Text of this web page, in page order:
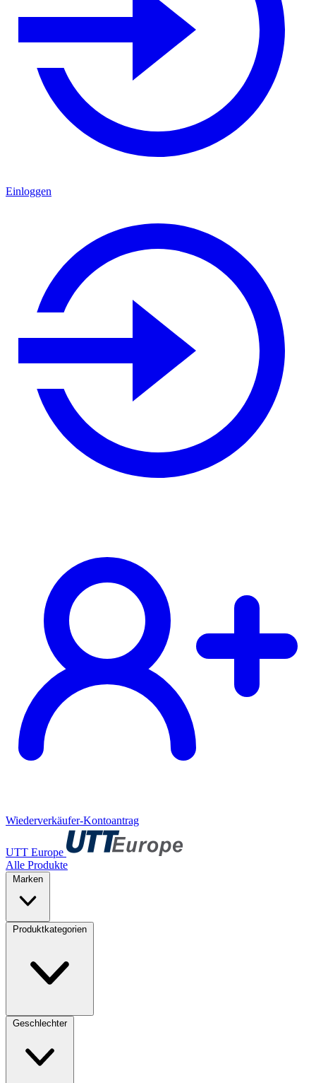
Einloggen
Wiederverkäufer-Kontoantrag
UTT Europe
Alle Produkte
Marken
Produktkategorien
Geschlechter